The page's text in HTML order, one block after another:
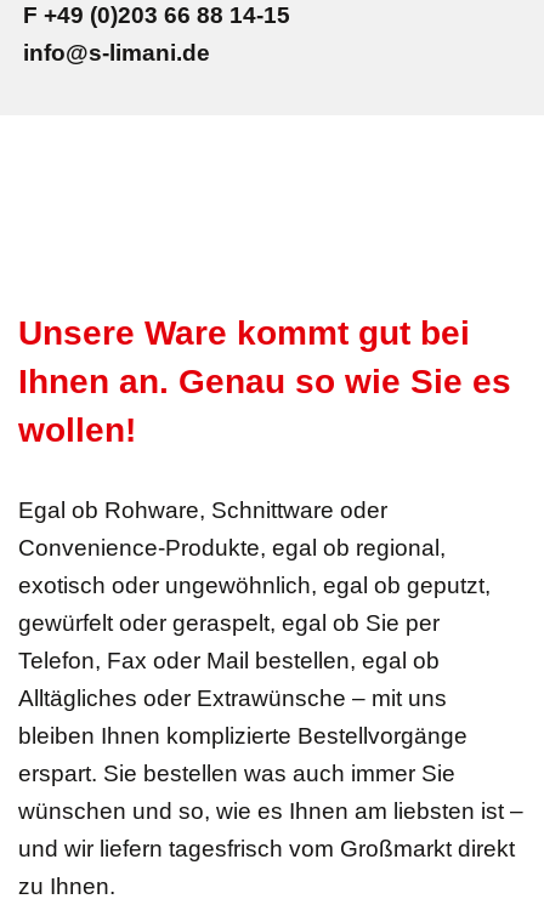
F +49 (0)203 66 88 14-15
info@s-limani.de
Unsere Ware kommt gut bei
Ihnen an. Genau so wie Sie es
wollen!
Egal ob Rohware, Schnittware oder
Convenience-Produkte, egal ob regional,
exotisch oder ungewöhnlich, egal ob geputzt,
gewürfelt oder geraspelt, egal ob Sie per
Telefon, Fax oder Mail bestellen, egal ob
Alltägliches oder Extrawünsche – mit uns
bleiben Ihnen komplizierte Bestellvorgänge
erspart. Sie bestellen was auch immer Sie
wünschen und so, wie es Ihnen am liebsten ist –
und wir liefern tagesfrisch vom Großmarkt direkt
zu Ihnen.